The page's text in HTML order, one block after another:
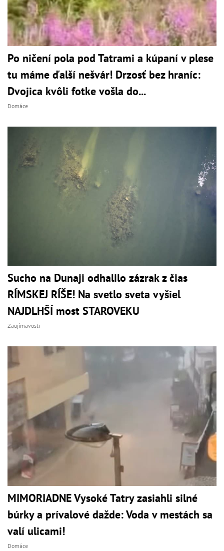
Po ničení pola pod Tatrami a kúpaní v plese
tu máme ďalší nešvár! Drzosť bez hraníc:
Dvojica kvôli fotke vošla do...
Domáce
Sucho na Dunaji odhalilo zázrak z čias
RÍMSKEJ RÍŠE! Na svetlo sveta vyšiel
NAJDLHŠÍ most STAROVEKU
Zaujímavosti
MIMORIADNE Vysoké Tatry zasiahli silné
búrky a prívalové dažde: Voda v mestách sa
valí ulicami!
Domáce